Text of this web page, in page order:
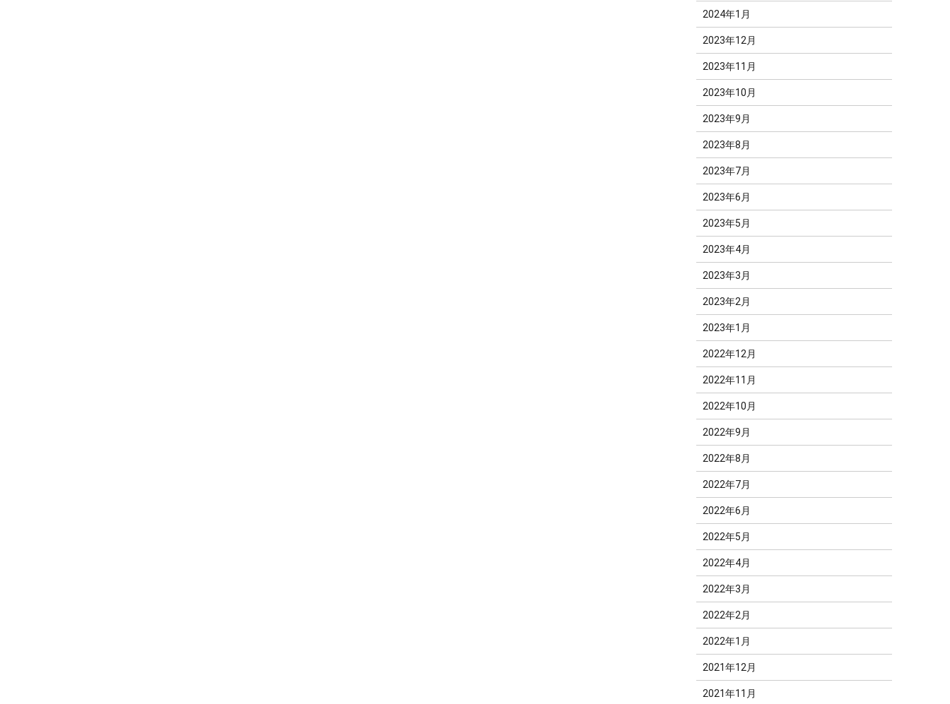
2024年1月
2023年12月
2023年11月
2023年10月
2023年9月
2023年8月
2023年7月
2023年6月
2023年5月
2023年4月
2023年3月
2023年2月
2023年1月
2022年12月
2022年11月
2022年10月
2022年9月
2022年8月
2022年7月
2022年6月
2022年5月
2022年4月
2022年3月
2022年2月
2022年1月
2021年12月
2021年11月